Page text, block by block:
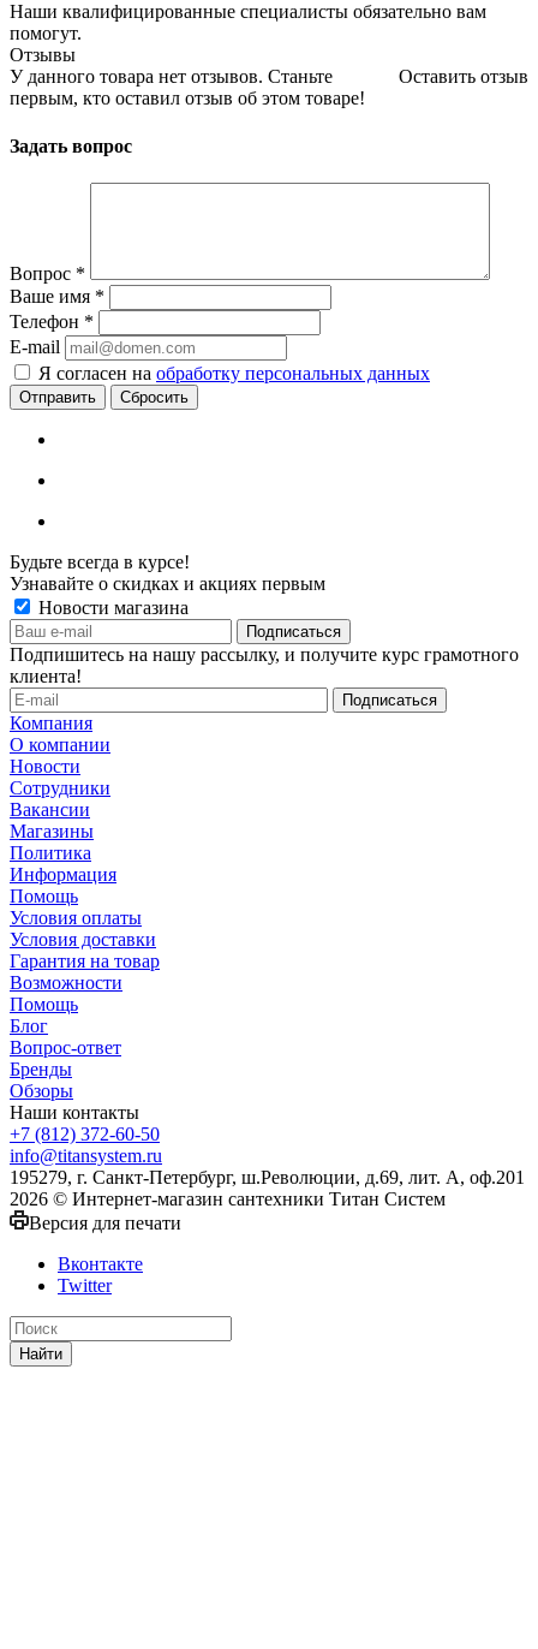
Наши квалифицированные специалисты обязательно вам
помогут.
Отзывы
Оставить отзыв
У данного товара нет отзывов. Станьте
первым, кто оставил отзыв об этом товаре!
Задать вопрос
Вопрос *
Ваше имя *
Телефон *
E-mail
Я согласен на обработку персональных данных
Сбросить
Будьте всегда в курсе!
Узнавайте о скидках и акциях первым
Новости магазина
Подпишитесь на нашу рассылку, и получите курс грамотного
клиента!
Компания
О компании
Новости
Сотрудники
Вакансии
Магазины
Политика
Информация
Помощь
Условия оплаты
Условия доставки
Гарантия на товар
Возможности
Помощь
Блог
Вопрос-ответ
Бренды
Обзоры
Наши контакты
+7 (812) 372-60-50
info@titansystem.ru
195279, г. Санкт-Петербург, ш.Революции, д.69, лит. А, оф.201
2026 © Интернет-магазин сантехники Титан Систем
Версия для печати
Вконтакте
Twitter
Найти